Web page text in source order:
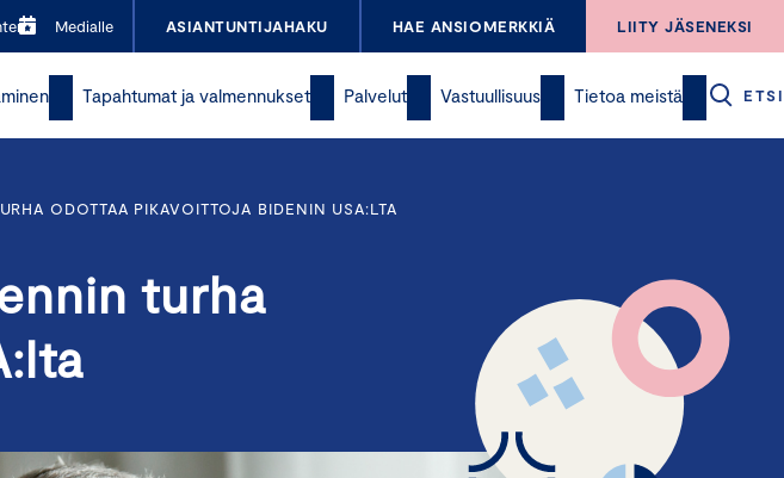
Medialle ASIANTUNTIJAHAKU HAE ANSIOMERKKIÄ LIITY JÄSENEKSI
Tapahtumat ja valmennukset Palvelut Vastuullisuus Tietoa meistä ETSI
ODOTTAA PIKAVOITTOJA BIDENIN USA:LTA
turha